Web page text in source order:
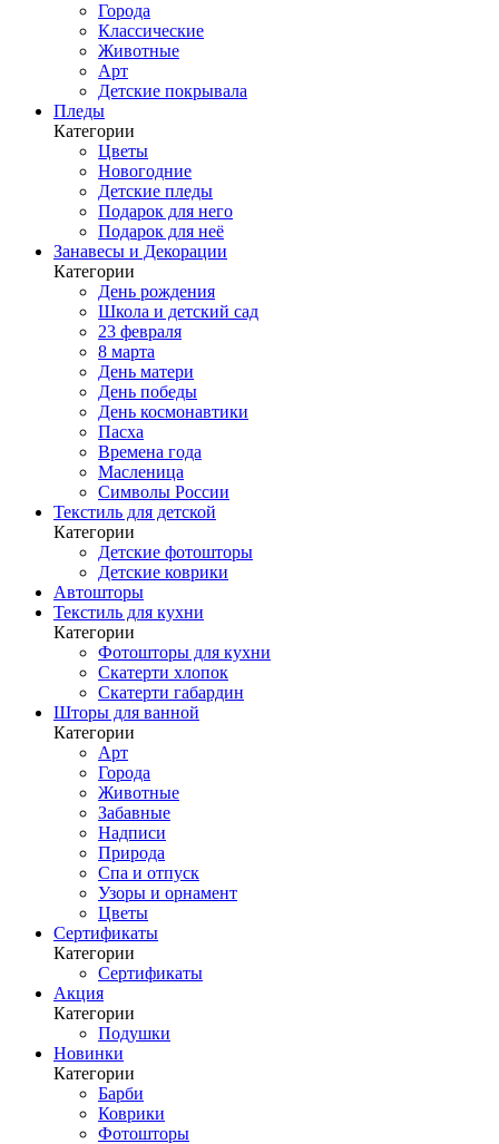
Города
Классические
Животные
Арт
Детские покрывала
Пледы
Категории
Цветы
Новогодние
Детские пледы
Подарок для него
Подарок для неё
Занавесы и Декорации
Категории
День рождения
Школа и детский сад
23 февраля
8 марта
День матери
День победы
День космонавтики
Пасха
Времена года
Масленица
Символы России
Текстиль для детской
Категории
Детские фотошторы
Детские коврики
Автошторы
Текстиль для кухни
Категории
Фотошторы для кухни
Скатерти хлопок
Скатерти габардин
Шторы для ванной
Категории
Арт
Города
Животные
Забавные
Надписи
Природа
Спа и отпуск
Узоры и орнамент
Цветы
Сертификаты
Категории
Сертификаты
Акция
Категории
Подушки
Новинки
Категории
Барби
Коврики
Фотошторы